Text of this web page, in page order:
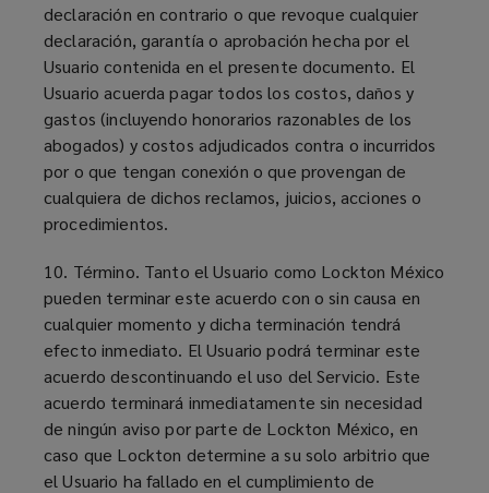
declaración en contrario o que revoque cualquier
declaración, garantía o aprobación hecha por el
Usuario contenida en el presente documento. El
Usuario acuerda pagar todos los costos, daños y
gastos (incluyendo honorarios razonables de los
abogados) y costos adjudicados contra o incurridos
por o que tengan conexión o que provengan de
cualquiera de dichos reclamos, juicios, acciones o
procedimientos.
10. Término. Tanto el Usuario como Lockton México
pueden terminar este acuerdo con o sin causa en
cualquier momento y dicha terminación tendrá
efecto inmediato. El Usuario podrá terminar este
acuerdo descontinuando el uso del Servicio. Este
acuerdo terminará inmediatamente sin necesidad
de ningún aviso por parte de Lockton México, en
caso que Lockton determine a su solo arbitrio que
el Usuario ha fallado en el cumplimiento de